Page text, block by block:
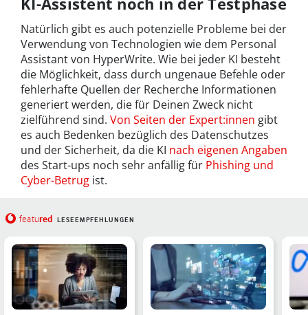
Natürlich gibt es auch potenzielle Probleme bei der
Verwendung von Technologien wie dem Personal
Assistant von HyperWrite. Wie bei jeder KI besteht
die Möglichkeit, dass durch ungenaue Befehle oder
fehlerhafte Quellen der Recherche Informationen
generiert werden, die für Deinen Zweck nicht
zielführend sind. Von Seiten der Expert:innen gibt
es auch Bedenken bezüglich des Datenschutzes
und der Sicherheit, da die KI nach eigenen Angaben
des Start-ups noch sehr anfällig für Phishing und
Cyber-Betrug ist.
featured LESEEMPFEHLUNGEN